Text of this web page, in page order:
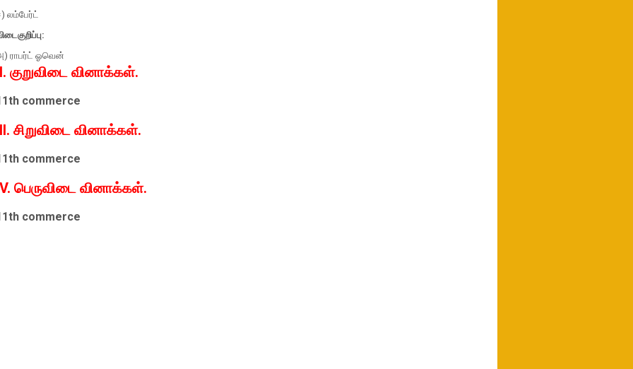
லம்பேர்ட்
ராபர்ட் ஓவென்
குறுவிடை வினாக்கள்.
commerce
சிறுவிடை வினாக்கள்.
commerce
பெருவிடை வினாக்கள்.
commerce